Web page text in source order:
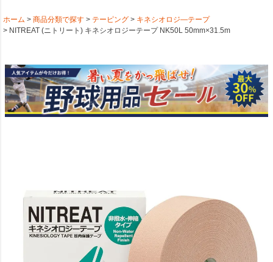
ホーム 商品分類で探す テーピング
キネシオロジ―テープ
NITREAT (ニトリート) キネシオロジーテープ NK50L 50mm×31.5m